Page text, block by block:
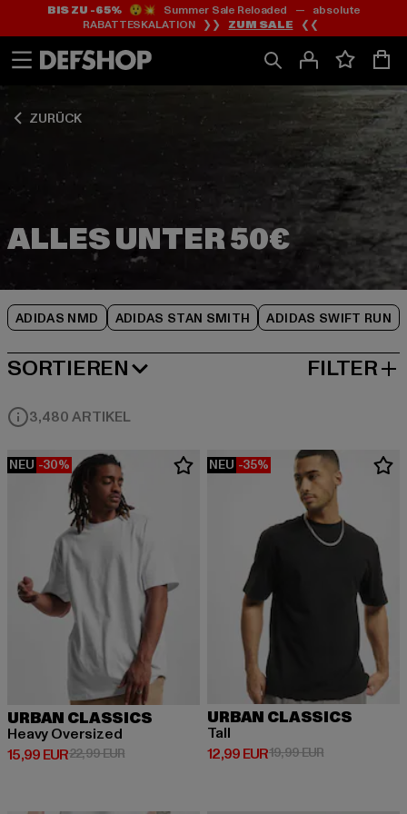
Zum
Inhalt
springen
Zum
Fußzeile
springen
BIS ZU -65%😲💥 Summer Sale Reloaded — absolute
RABATTESKALATION ❯❯ ZUM SALE ❮❮
ZURÜCK
ADIDAS NMD ADIDAS STAN SMITH ADIDAS SWIFT RUN
Zum
Produktraster
springen
SORTIEREN
BELIEBTESTE FILTER
3,480 ARTIKEL
NEU -30%
URBAN CLASSICS
Heavy Oversized
15,99 EUR
Derzeitiger Preis: 15,99 EUR
22,99 EURAktionspreis: 22,99 EUR
NEU -35%
URBAN CLASSICS
Tall
12,99 EUR
Derzeitiger Preis: 12,99 EUR
19,99 EURAktionspreis: